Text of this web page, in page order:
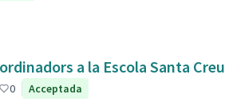
a la Escola Santa Creu
0 Acceptada